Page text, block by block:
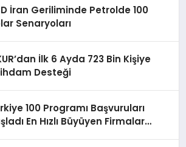
İran Geriliminde Petrolde 100
Senaryoları
İlk 6 Ayda 723 Bin Kişiye
Desteği
100 Programı Başvuruları
En Hızlı Büyüyen Firmalar